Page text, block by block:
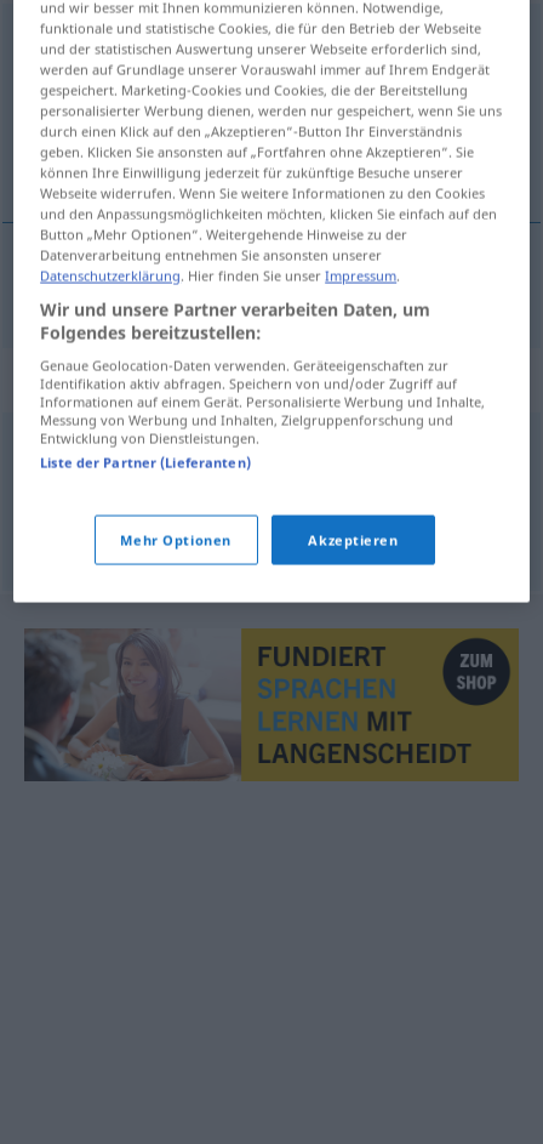
leichenblass
Übersicht aller Übersetzungen
(Für mehr Details die Übersetzung anklicken/antippen)
na smrt bledý, bledý jako smrt
nasmrtbledý,bledý leichenblass
Synonyme für "leichenblass"
totenblass,kreidebleich,blass
© OpenThesaurus.de
und wir besser mit Ihnen kommunizieren können. Notwendige,
funktionale und statistische Cookies, die für den Betrieb der Webseite
und der statistischen Auswertung unserer Webseite erforderlich sind,
werden auf Grundlage unserer Vorauswahl immer auf Ihrem Endgerät
gespeichert. Marketing-Cookies und Cookies, die der Bereitstellung
personalisierter Werbung dienen, werden nur gespeichert, wenn Sie uns
durch einen Klick auf den „Akzeptieren“-Button Ihr Einverständnis
geben. Klicken Sie ansonsten auf „Fortfahren ohne Akzeptieren“. Sie
können Ihre Einwilligung jederzeit für zukünftige Besuche unserer
Webseite widerrufen. Wenn Sie weitere Informationen zu den Cookies
und den Anpassungsmöglichkeiten möchten, klicken Sie einfach auf den
Button „Mehr Optionen“. Weitergehende Hinweise zu der
Datenverarbeitung entnehmen Sie ansonsten unserer
Datenschutzerklärung. Hier finden Sie unserImpressum.
Wir und unsere Partner verarbeiten Daten, um
Folgendes bereitzustellen:
Genaue Geolocation-Daten verwenden. Geräteeigenschaften zur
Identifikation aktiv abfragen. Speichern von und/oder Zugriff auf
Informationen auf einem Gerät. Personalisierte Werbung und Inhalte,
Messung von Werbung und Inhalten, Zielgruppenforschung und
Entwicklung von Dienstleistungen.
Liste der Partner (Lieferanten)
Mehr Optionen Akzeptieren